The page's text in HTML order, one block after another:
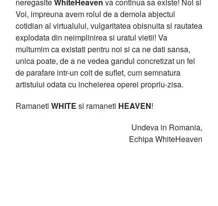
Voi, impreuna avem rolul de a demola abjectul
cotidian al virtualului, vulgaritatea obisnuita si rautatea
explodata din neimplinirea si uratul vietii! Va
multumim ca existati pentru noi si ca ne dati sansa,
unica poate, de a ne vedea gandul concretizat un fel
de parafare intr-un colt de suflet, cum semnatura
artistului odata cu incheierea operei propriu-zisa.
Ramaneti WHITE si ramaneti HEAVEN!
Undeva in Romania,
Echipa WhiteHeaven